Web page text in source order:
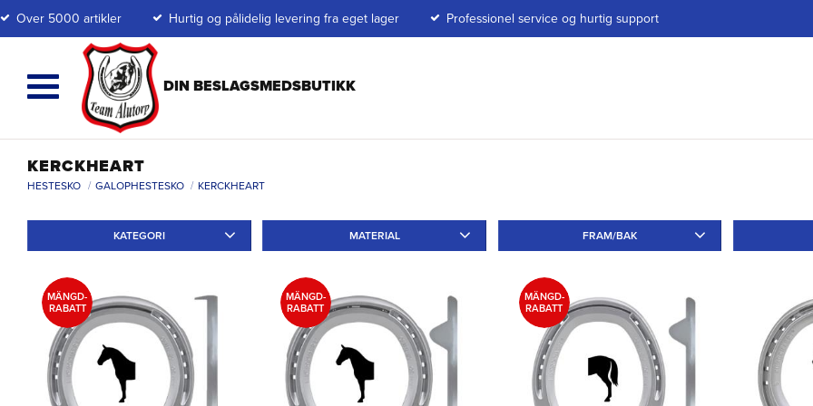
Over 5000 artikler Hurtig og pålidelig levering fra eget lager Professionel service og hurtig support
KERCKHEART
HESTESKO GALOPHESTESKO KERCKHEART
KATEGORI
Galoppsko
r
20
MATERIAL FRAM/BAK
Utan 2
MÄNGD-
RABATT
MÄNGD-
RABATT
MÄNGD-
RABATT